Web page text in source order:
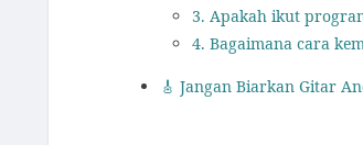
3. Apakah ikut
4. Bagaimana cara
🎸 Jangan Biarkan Gitar